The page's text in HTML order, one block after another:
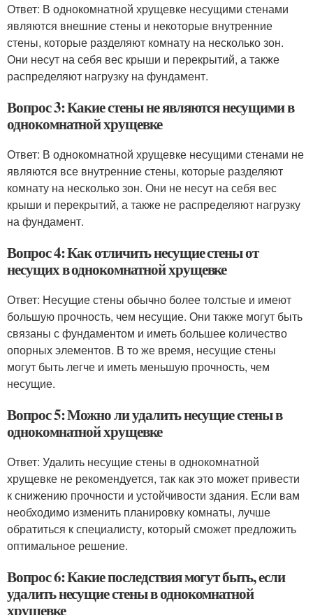
Ответ: В однокомнатной хрущевке несущими стенами
являются внешние стены и некоторые внутренние
стены, которые разделяют комнату на несколько зон.
Они несут на себя вес крыши и перекрытий, а также
распределяют нагрузку на фундамент.
Вопрос 3: Какие стены не являются несущими в
однокомнатной хрущевке
Ответ: В однокомнатной хрущевке несущими стенами не
являются все внутренние стены, которые разделяют
комнату на несколько зон. Они не несут на себя вес
крыши и перекрытий, а также не распределяют нагрузку
на фундамент.
Вопрос 4: Как отличить несущие стены от
несущих в однокомнатной хрущевке
Ответ: Несущие стены обычно более толстые и имеют
большую прочность, чем несущие. Они также могут быть
связаны с фундаментом и иметь большее количество
опорных элементов. В то же время, несущие стены
могут быть легче и иметь меньшую прочность, чем
несущие.
Вопрос 5: Можно ли удалить несущие стены в
однокомнатной хрущевке
Ответ: Удалить несущие стены в однокомнатной
хрущевке не рекомендуется, так как это может привести
к снижению прочности и устойчивости здания. Если вам
необходимо изменить планировку комнаты, лучше
обратиться к специалисту, который сможет предложить
оптимальное решение.
Вопрос 6: Какие последствия могут быть, если
удалить несущие стены в однокомнатной
хрущевке